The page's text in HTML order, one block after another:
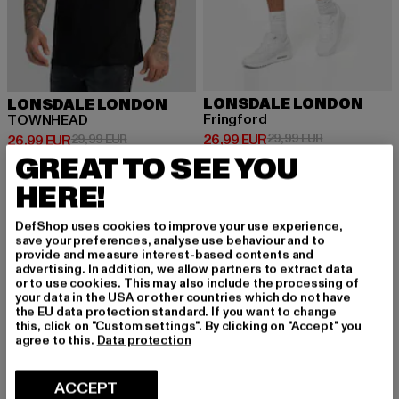
LONSDALE LONDON
TOWNHEAD
26,99 EUR
Prix courant: 26,99 EUR
29,99 EURPrix en promotion: 29,99 EUR
LONSDALE LONDON
Fringford
26,99 EUR
Prix courant: 26,99 EUR
29,99 EURPrix en
-28%
GREAT TO SEE YOU
HERE!
DefShop uses cookies to improve your use experience,
save your preferences, analyse use behaviour and to
provide and measure interest-based contents and
advertising. In addition, we allow partners to extract data
or to use cookies. This may also include the processing of
your data in the USA or other countries which do not have
the EU data protection standard. If you want to change
this, click on "Custom settings". By clicking on "Accept" you
agree to this. Data protection
ACCEPT